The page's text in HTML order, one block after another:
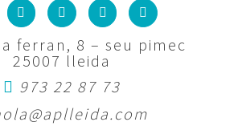
ferran, 8 – seu pimec
25007 lleida
973 22 87 73